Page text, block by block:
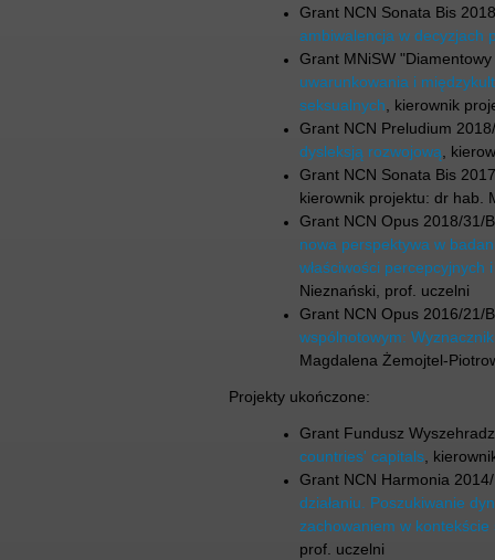
Grant NCN Sonata Bis
ambiwalencja w decyzjach
Grant MNiSW
uwarunkowania i
seksualnych, kierownik
Grant NCN Preludium
dysleksją rozwojową,
Grant NCN Sonata Bis
kierownik projektu: dr hab.
Grant NCN Opus 2018/31/
nowa perspektywa w
właściwości percepcyjnych
Nieznański, prof. uczelni
Grant NCN Opus 2016/21/
wspólnotowym:
Magdalena Żemojtel-
Projekty ukończone:
Grant Fundusz
countries' capitals,
Grant NCN Harmonia
działaniu. Poszukiwanie
zachowaniem w kontekście
prof. uczelni